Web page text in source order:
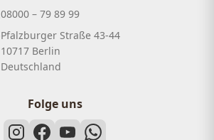
08000 – 79 89 99
Pfalzburger Straße 43-44
10717 Berlin
Deutschland
Folge uns